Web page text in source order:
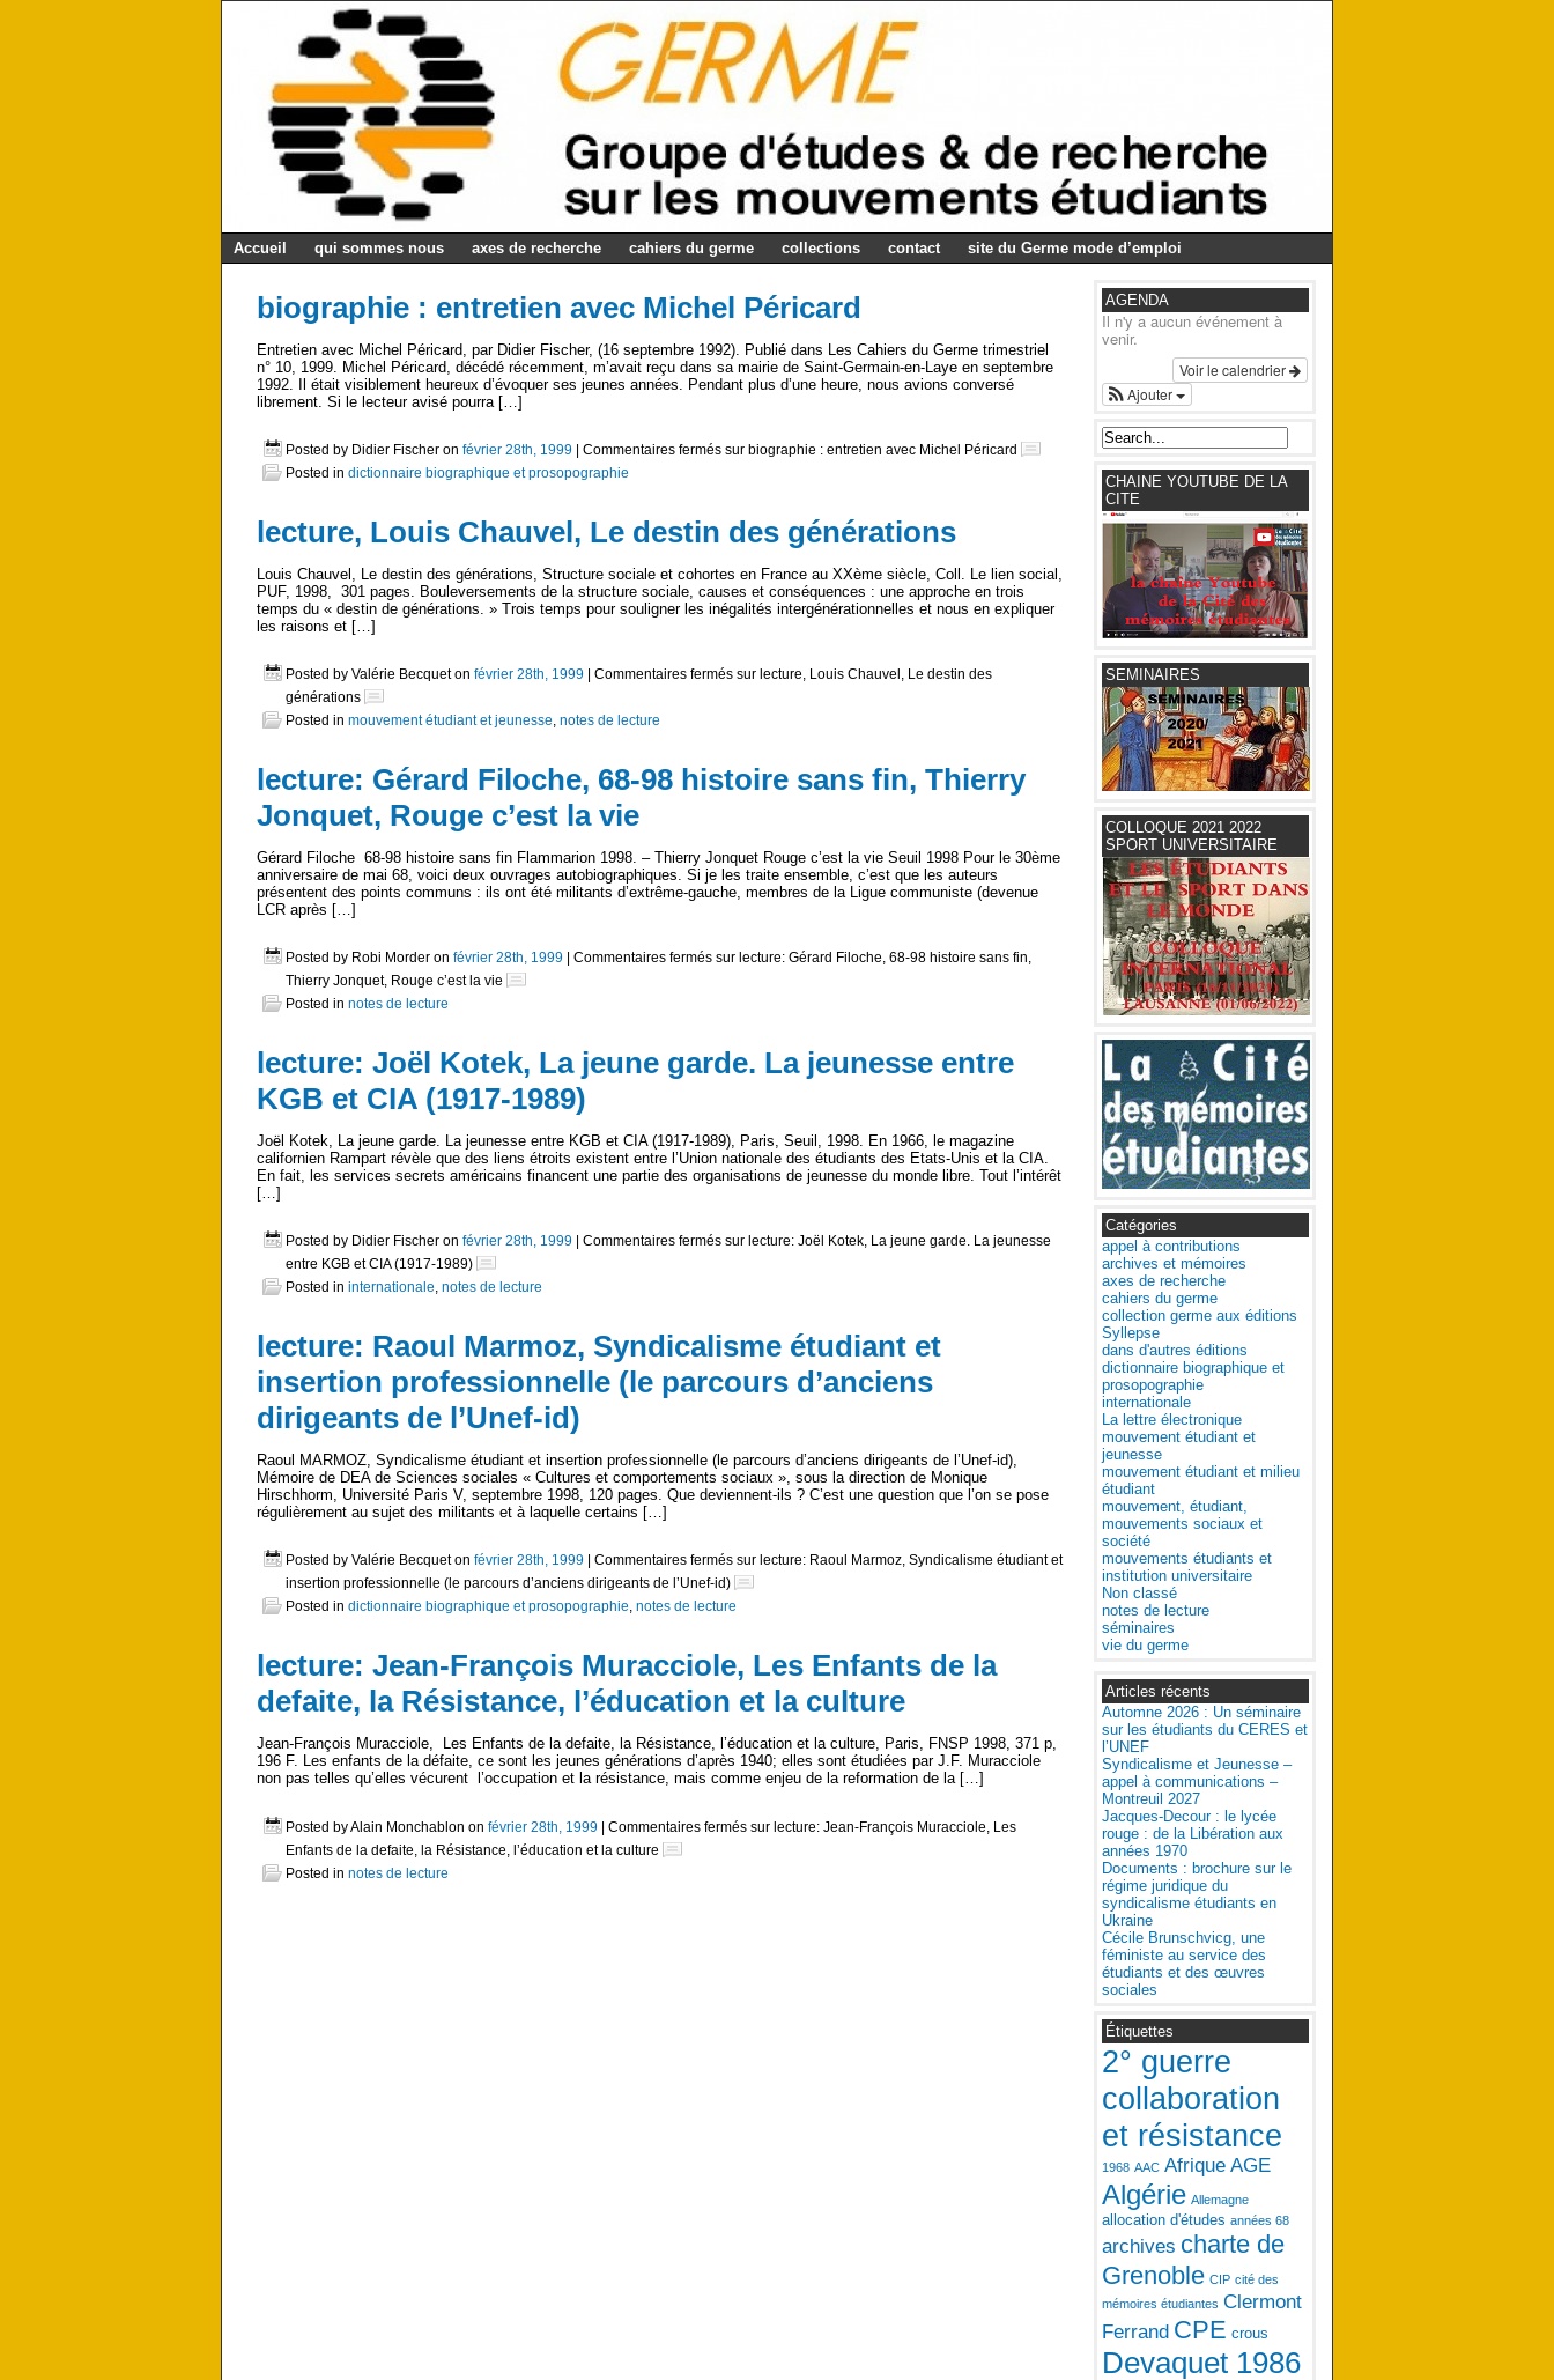
Accueil qui sommes nous axes de recherche cahiers du germe collections contact site du Germe mode d’emploi
biographie : entretien avec Michel Péricard
Entretien avec Michel Péricard, par Didier Fischer, (16 septembre 1992). Publié dans Les Cahiers du Germe trimestriel
n° 10, 1999. Michel Péricard, décédé récemment, m’avait reçu dans sa mairie de Saint-Germain-en-Laye en septembre
1992. Il était visiblement heureux d’évoquer ses jeunes années. Pendant plus d’une heure, nous avions conversé
librement. Si le lecteur avisé pourra […]
Posted by Didier Fischer on février 28th, 1999 Commentaires fermés sur biographie : entretien avec Michel Péricard
Posted in dictionnaire biographique et prosopographie
lecture, Louis Chauvel, Le destin des générations
Louis Chauvel, Le destin des générations, Structure sociale et cohortes en France au XXème siècle, Coll. Le lien social,
PUF, 1998, 301 pages. Bouleversements de la structure sociale, causes et conséquences : une approche en trois
temps du « destin de générations. » Trois temps pour souligner les inégalités intergénérationnelles et nous en expliquer
les raisons et […]
Posted by Valérie Becquet on février 28th, 1999 Commentaires fermés sur lecture, Louis Chauvel, Le destin des
générations
Posted in mouvement étudiant et jeunesse notes de lecture
lecture: Gérard Filoche, 68-98 histoire sans fin, Thierry
Jonquet, Rouge c’est la vie
Gérard Filoche 68-98 histoire sans fin Flammarion 1998. – Thierry Jonquet Rouge c’est la vie Seuil 1998 Pour le 30ème
anniversaire de mai 68, voici deux ouvrages autobiographiques. Si je les traite ensemble, c’est que les auteurs
présentent des points communs : ils ont été militants d’extrême-gauche, membres de la Ligue communiste (devenue
LCR après […]
Posted by Robi Morder on février 28th, 1999 Commentaires fermés sur lecture: Gérard Filoche, 68-98 histoire sans fin,
Thierry Jonquet, Rouge c’est la vie
Posted in notes de lecture
lecture: Joël Kotek, La jeune garde. La jeunesse entre
KGB et CIA (1917-1989)
Joël Kotek, La jeune garde. La jeunesse entre KGB et CIA (1917-1989), Paris, Seuil, 1998. En 1966, le magazine
californien Rampart révèle que des liens étroits existent entre l’Union nationale des étudiants des Etats-Unis et la CIA.
En fait, les services secrets américains financent une partie des organisations de jeunesse du monde libre. Tout l’intérêt
[…]
Posted by Didier Fischer on février 28th, 1999 Commentaires fermés sur lecture: Joël Kotek, La jeune garde. La jeunesse
entre KGB et CIA (1917-1989)
Posted in internationale notes de lecture
lecture: Raoul Marmoz, Syndicalisme étudiant et
insertion professionnelle (le parcours d’anciens
dirigeants de l’Unef-id)
Raoul MARMOZ, Syndicalisme étudiant et insertion professionnelle (le parcours d’anciens dirigeants de l’Unef-id),
Mémoire de DEA de Sciences sociales « Cultures et comportements sociaux », sous la direction de Monique
Hirschhorm, Université Paris V, septembre 1998, 120 pages. Que deviennent-ils ? C’est une question que l’on se pose
régulièrement au sujet des militants et à laquelle certains […]
Posted by Valérie Becquet on février 28th, 1999 Commentaires fermés sur lecture: Raoul Marmoz, Syndicalisme étudiant et
insertion professionnelle (le parcours d’anciens dirigeants de l’Unef-id)
Posted in dictionnaire biographique et prosopographie notes de lecture
lecture: Jean-François Muracciole, Les Enfants de la
defaite, la Résistance, l’éducation et la culture
Jean-François Muracciole, Les Enfants de la defaite, la Résistance, l’éducation et la culture, Paris, FNSP 1998, 371 p,
196 F. Les enfants de la défaite, ce sont les jeunes générations d’après 1940; elles sont étudiées par J.F. Muracciole
non pas telles qu’elles vécurent l’occupation et la résistance, mais comme enjeu de la reformation de la […]
Posted by Alain Monchablon on février 28th, 1999 | Commentaires fermés sur lecture: Jean-François Muracciole, Les
Enfants de la defaite, la Résistance, l’éducation et la culture
Posted in notes de lecture
AGENDA
Il n'y a aucun événement à
venir.
Voir le calendrier
Ajouter
CHAINE YOUTUBE DE LA
CITE
SEMINAIRES
COLLOQUE 2021 2022
SPORT UNIVERSITAIRE
Catégories
appel à contributions
archives et mémoires
axes de recherche
cahiers du germe
collection germe aux éditions
Syllepse
dans d'autres éditions
dictionnaire biographique et
prosopographie
internationale
La lettre électronique
mouvement étudiant et
jeunesse
mouvement étudiant et milieu
étudiant
mouvement, étudiant,
mouvements sociaux et
société
mouvements étudiants et
institution universitaire
Non classé
notes de lecture
séminaires
vie du germe
Articles récents
Automne 2026 : Un séminaire
sur les étudiants du CERES et
l’UNEF
Syndicalisme et Jeunesse –
appel à communications –
Montreuil 2027
Jacques-Decour : le lycée
rouge : de la Libération aux
années 1970
Documents : brochure sur le
régime juridique du
syndicalisme étudiants en
Ukraine
Cécile Brunschvicg, une
féministe au service des
étudiants et des œuvres
sociales
Étiquettes
2° guerre
collaboration
et résistance
1968 AAC Afrique AGE
Algérie Allemagne
allocation d'études années 68
archives charte de
Grenoble CIP cité des
mémoires étudiantes Clermont
Ferrand CPE crous
Devaquet 1986